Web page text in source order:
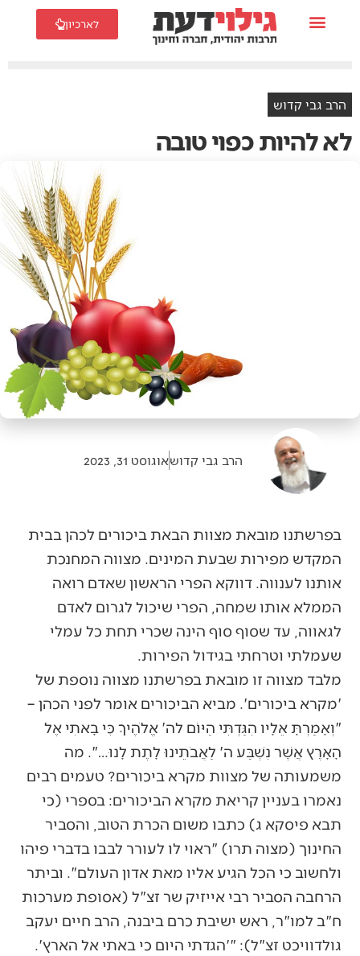
לארכיון
הרב גבי קדוש
לא להיות כפוי טובה
הרב גבי קדושאוגוסט 31, 2023
בפרשתנו מובאת מצוות הבאת ביכורים לכהן בבית
המקדש מפירות שבעת המינים. מצווה המחנכת
אותנו לענווה. דווקא הפרי הראשון שאדם רואה
הממלא אותו שמחה, הפרי שיכול לגרום לאדם
לגאווה, עד שסוף סוף הינה שכרי תחת כל עמלי
שעמלתי וטרחתי בגידול הפירות.
מלבד מצווה זו מובאת בפרשתנו מצווה נוספת של
'מקרא ביכורים'. מביא הביכורים אומר לפני הכהן –
"וְאָמַרְתָּ אֵלָיו הִגַּדְתִּי הַיּוֹם לה' אֱלֹהֶיךָ כִּי בָאתִי אֶל
הָאָרֶץ אֲשֶׁר נִשְׁבַּע ה' לַאֲבֹתֵינוּ לָתֶת לָנוּ…". מה
משמעותה של מצוות מקרא ביכורים? טעמים רבים
נאמרו בעניין קריאת מקרא הביכורים: בספרי (כי
תבא פיסקא ג) כתבו משום הכרת הטוב, והסביר
החינוך (מצוה תרו) "ראוי לו לעורר לבבו בדברי פיהו
ולחשוב כי הכל הגיע אליו מאת אדון העולם". וביתר
הרחבה הסביר רבי אייזיק שר זצ"ל (אסופת מערכות
ח"ב למו"ר, ראש ישיבת כרם ביבנה, הרב חיים יעקב
גולדוויכט זצ"ל): "'הגדתי היום כי באתי אל הארץ'.